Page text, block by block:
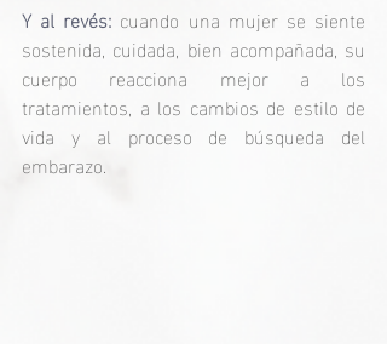
Y al revés: cuando una mujer se siente
sostenida, cuidada, bien acompañada, su
cuerpo reacciona mejor a los
tratamientos, a los cambios de estilo de
vida y al proceso de búsqueda del
embarazo.